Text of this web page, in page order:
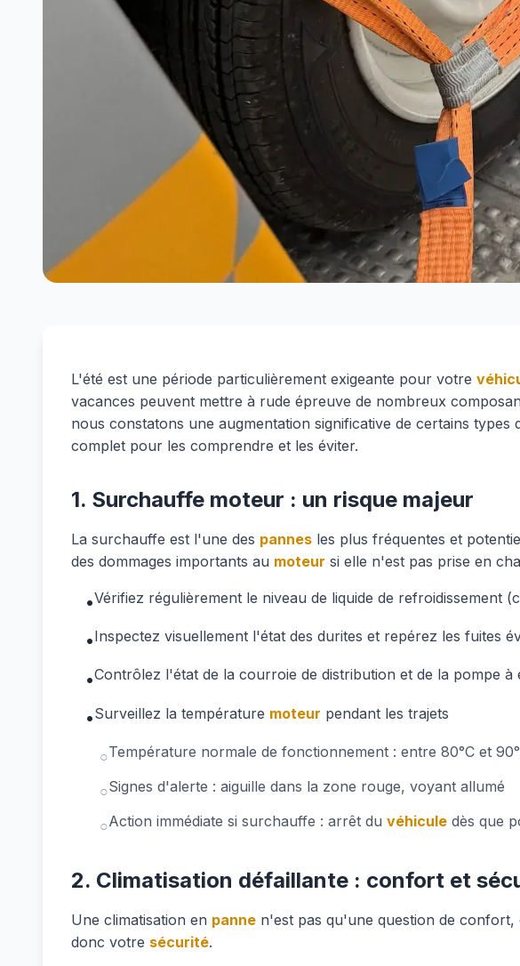
L'été est une période particulièrement exigeante pour votre
vacances peuvent mettre à rude épreuve de nombreux
nous constatons une augmentation significative de certains types
complet pour les comprendre et les éviter.
1. Surchauffe moteur : un risque majeur
La surchauffe est l'une des pannes les plus fréquentes et
des dommages importants au moteur si elle n'est pas prise en
•Vérifiez régulièrement le niveau de liquide de refroidissement
•Inspectez visuellement l'état des durites et repérez les fuites
•Contrôlez l'état de la courroie de distribution et de la pompe à
•Surveillez la température moteur pendant les trajets
○Température normale de fonctionnement : entre 80°C et
○Signes d'alerte : aiguille dans la zone rouge, voyant allumé
○Action immédiate si surchauffe : arrêt du véhicule dès que
2. Climatisation défaillante : confort et
Une climatisation en panne n'est pas qu'une question de
donc votre sécurité.